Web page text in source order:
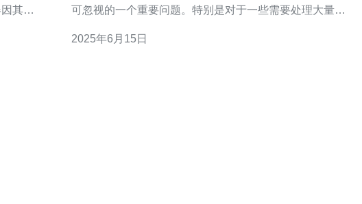
其优
保您
可忽视的一个重要问题。特别是对于一些需要处理大量数
方案。台湾VPS中华电信高防云空间就是为了解决这个问
2025年6月15日